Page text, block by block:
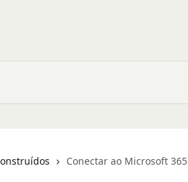
Conectar ao Microsoft 365